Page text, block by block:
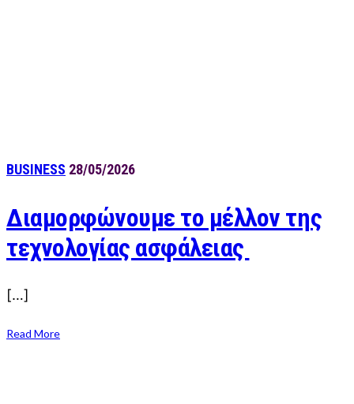
BUSINESS 28/05/2026
Διαμορφώνουμε το μέλλον της
τεχνολογίας ασφάλειας
[…]
Read More